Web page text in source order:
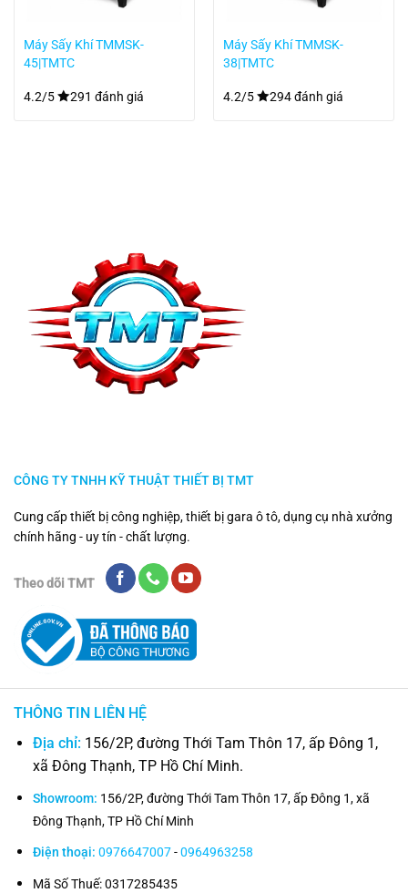
Máy Sấy Khí TMMSK-
45|TMTC
4.2/5 291 đánh giá
Máy Sấy Khí TMMSK-
38|TMTC
4.2/5 294 đánh giá
CÔNG TY TNHH KỸ THUẬT THIẾT BỊ TMT
Cung cấp thiết bị công nghiệp, thiết bị gara ô tô, dụng cụ nhà xưởng
chính hãng - uy tín - chất lượng.
Theo dõi TMT
THÔNG TIN LIÊN HỆ
Địa chỉ: 156/2P, đường Thới Tam Thôn 17, ấp Đông 1,
xã Đông Thạnh, TP Hồ Chí Minh.
Showroom: 156/2P, đường Thới Tam Thôn 17, ấp Đông 1, xã
Đông Thạnh, TP Hồ Chí Minh
Điện thoại: 0976647007-0964963258
Mã Số Thuế: 0317285435